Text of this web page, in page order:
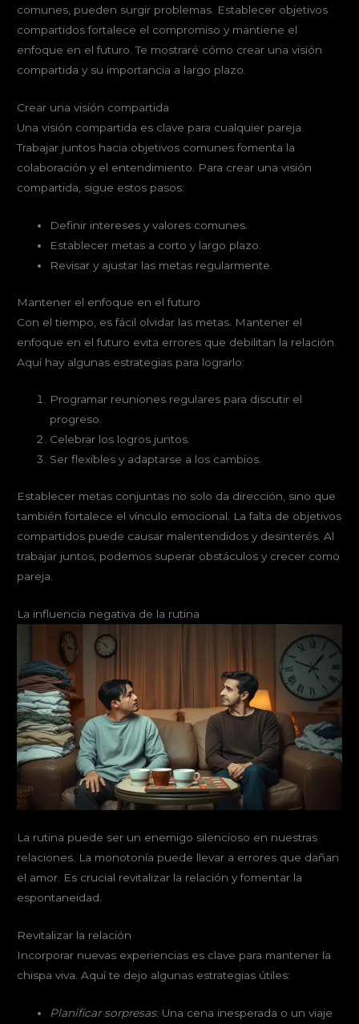
comunes, pueden surgir problemas. Establecer objetivos
compartidos fortalece el compromiso y mantiene el
enfoque en el futuro. Te mostraré cómo crear una visión
compartida y su importancia a largo plazo.
Crear una visión compartida
Una visión compartida es clave para cualquier pareja.
Trabajar juntos hacia objetivos comunes fomenta la
colaboración y el entendimiento. Para crear una visión
compartida, sigue estos pasos:
Definir intereses y valores comunes.
Establecer metas a corto y largo plazo.
Revisar y ajustar las metas regularmente.
Mantener el enfoque en el futuro
Con el tiempo, es fácil olvidar las metas. Mantener el
enfoque en el futuro evita errores que debilitan la relación.
Aquí hay algunas estrategias para lograrlo:
Programar reuniones regulares para discutir el
progreso.
Celebrar los logros juntos.
Ser flexibles y adaptarse a los cambios.
Establecer metas conjuntas no solo da dirección, sino que
también fortalece el vínculo emocional. La falta de objetivos
compartidos puede causar malentendidos y desinterés. Al
trabajar juntos, podemos superar obstáculos y crecer como
pareja.
La influencia negativa de la rutina
La rutina puede ser un enemigo silencioso en nuestras
relaciones. La monotonía puede llevar a errores que dañan
el amor. Es crucial revitalizar la relación y fomentar la
espontaneidad.
Revitalizar la relación
Incorporar nuevas experiencias es clave para mantener la
chispa viva. Aquí te dejo algunas estrategias útiles:
Planificar sorpresas: Una cena inesperada o un viaje